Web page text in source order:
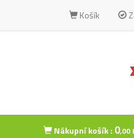
Košík
Nákupní košík : 0,00